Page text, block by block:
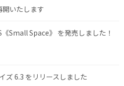
いたします
《Small Space》 を発売しました！
ズ 6.3 をリリースしました